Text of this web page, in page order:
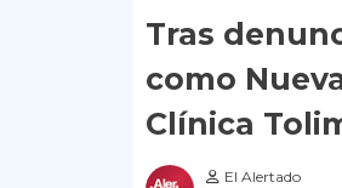
Tras
como
Clínica
El Alertado